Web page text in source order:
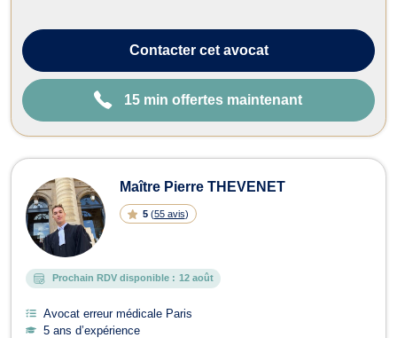
situation ...
Contactercet avocat
15 min offertes maintenant
Maître Pierre THEVENET
5 (55 avis)
Prochain RDV disponible : 12 août
Avocat erreur médicale Paris
5 ans d’expérience